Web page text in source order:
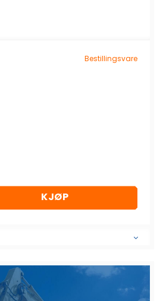
Bestillingsvare
KJØP